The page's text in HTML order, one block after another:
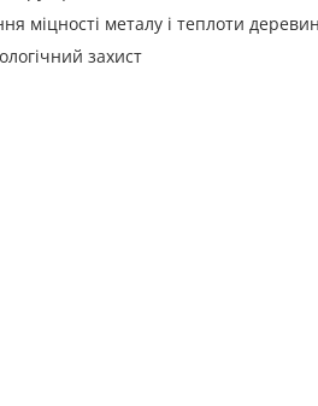
міцності металу і теплоти
захист